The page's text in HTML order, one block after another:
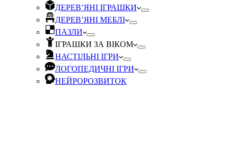
ДЕРЕВ’ЯНІ ІГРАШКИ
ДЕРЕВ’ЯНІ МЕБЛІ
ПАЗЛИ
ІГРАШКИ ЗА ВІКОМ
НАСТІЛЬНІ ІГРИ
ЛОГОПЕДИЧНІ ІГРИ
НЕЙРОРОЗВИТОК